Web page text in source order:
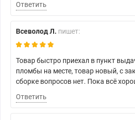
Ответить
Всеволод Л. пишет:
Товар быстро приехал в пункт
пломбы на месте, товар новый, с
сборке вопросов нет. Пока всё
Ответить